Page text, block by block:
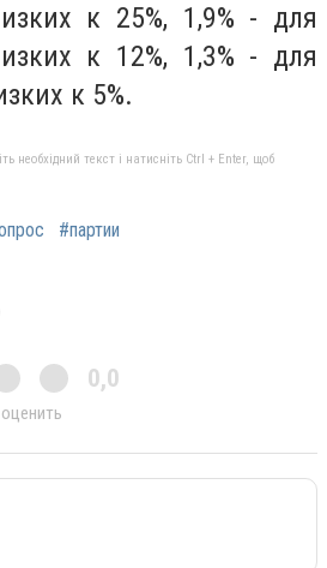
к 25%, 1,9% - для
к 12%, 1,3% - для
к 5%.
необхідний текст і натисніть Ctrl + Enter, щоб
#партии
0,0